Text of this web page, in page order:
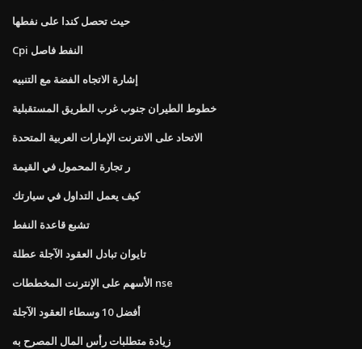
حيث تحصل كندا على نفطها
Cpi النفط فاصل
إشارة الاتجاه الفضة مع التنبيه
خطوط الطيران جنوب غرب الطريق المستقبلية
الاتحاد على الانترنت الإمارات العربية المتحدة
ر تجارة المحمول في القيمة
كيف يعمل التداول في سيارتك
تشبع قاعدة النفط
تايوان تبادل العقود الآجلة عطلة
الأسهم على الإنترنت المخططات nse
أفضل 10 وسطاء العقود الآجلة
زيادة متطلبات رأس المال المصرح به